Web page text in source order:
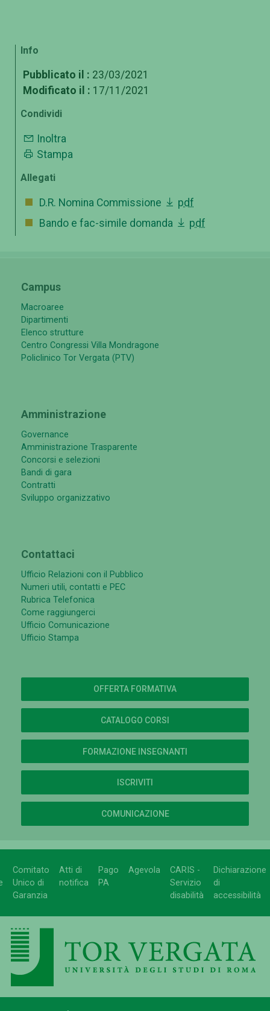
Info
Pubblicato il : 23/03/2021
Modificato il : 17/11/2021
Condividi
Inoltra
Stampa
Allegati
D.R. Nomina Commissione
pdf
Bando e fac-simile domanda
pdf
Campus
Macroaree
Dipartimenti
Elenco strutture
Centro Congressi Villa Mondragone
Policlinico Tor Vergata (PTV)
Amministrazione
Governance
Amministrazione Trasparente
Concorsi e selezioni
Bandi di gara
Contratti
Sviluppo organizzativo
Contattaci
Ufficio Relazioni con il Pubblico
Numeri utili, contatti e PEC
Rubrica Telefonica
Come raggiungerci
Ufficio Comunicazione
Ufficio Stampa
OFFERTA FORMATIVA
CATALOGO CORSI
FORMAZIONE INSEGNANTI
ISCRIVITI
COMUNICAZIONE
Comitato
Unico di
Garanzia
Atti di
notifica
Pago
PA
Agevola
CARIS -
Servizio
disabilità
Dichiarazione
di
accessibilità